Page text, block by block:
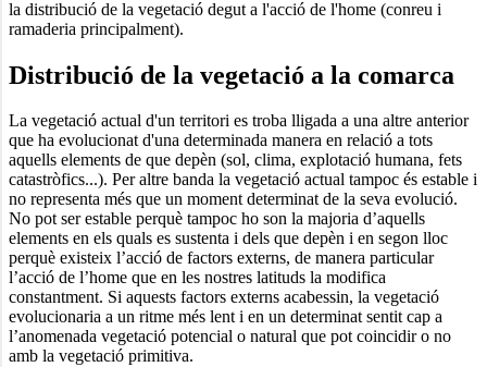
la distribució de la vegetació degut a l'acció de l'home (conreu i
ramaderia principalment).
Distribució de la vegetació a la comarca
La vegetació actual d'un territori es troba lligada a una altre anterior
que ha evolucionat d'una determinada manera en relació a tots
aquells elements de que depèn (sol, clima, explotació humana, fets
catastròfics...). Per altre banda la vegetació actual tampoc és estable i
no representa més que un moment determinat de la seva evolució.
No pot ser estable perquè tampoc ho son la majoria d’aquells
elements en els quals es sustenta i dels que depèn i en segon lloc
perquè existeix l’acció de factors externs, de manera particular
l’acció de l’home que en les nostres latituds la modifica
constantment. Si aquests factors externs acabessin, la vegetació
evolucionaria a un ritme més lent i en un determinat sentit cap a
l’anomenada vegetació potencial o natural que pot coincidir o no
amb la vegetació primitiva.